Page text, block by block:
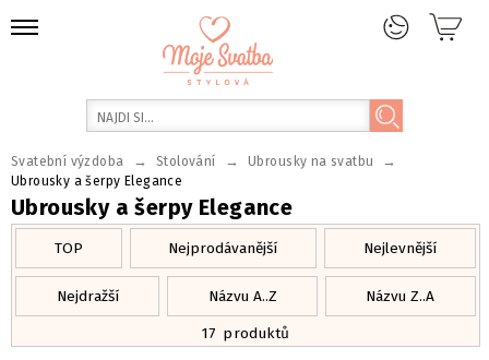
Ubrousky a šerpy Elegance
Svatební výzdoba → Stolování → Ubrousky na svatbu →
Ubrousky a šerpy Elegance
TOP Nejprodávanější Nejlevnější
Nejdražší Názvu A..Z
Názvu Z..A
17 produktů